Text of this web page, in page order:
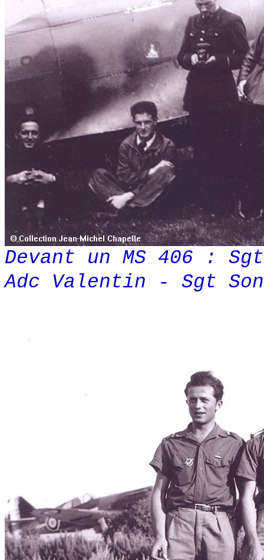
Devant un MS 406 :
Adc Valentin - Sgt